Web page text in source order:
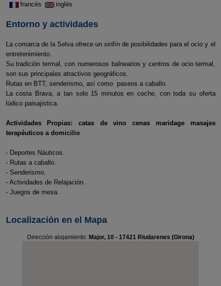
francés
inglés
Entorno y actividades
La comarca de la Selva ofrece un sinfín de posibilidades para el ocio y el
entretenimiento.
Su tradición termal, con numerosos balnearios y centros de ocio termal,
son sus principales atractivos geográficos.
Rutas en BTT, senderismo, así como paseos a caballo.
La costa Brava, a tan solo 15 minutos en coche, con toda su oferta
lúdico paisajistica.
Actividades Propias: catas de vino cenas maridage masajes
terapéuticos a domicilio
- Deportes Náuticos.
- Rutas a caballo.
- Senderismo.
- Actividades de Relajación.
- Juegos de mesa.
Localización en el Mapa
Dirección alojamiento: Major, 10 - 17421 Riudarenes (Girona)